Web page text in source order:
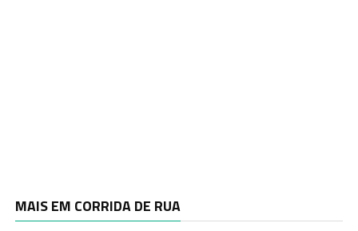
MAIS EM CORRIDA DE RUA